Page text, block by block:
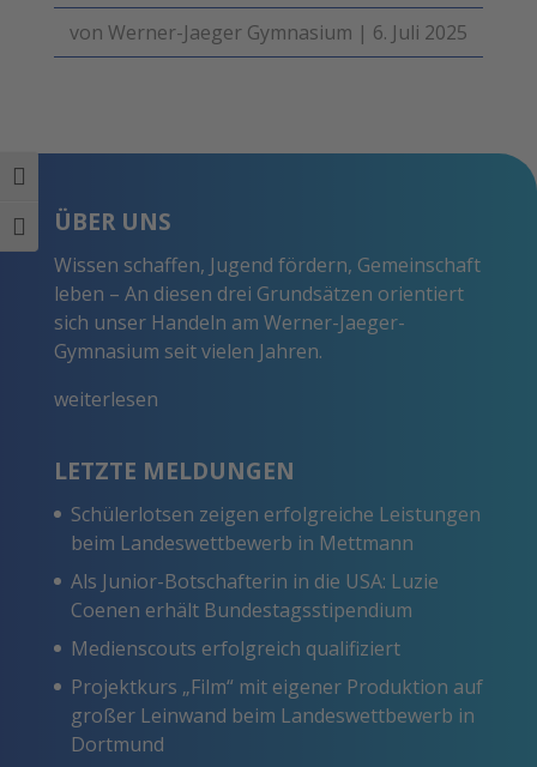
Umschalten auf hohe Kontraste
Schrift vergrößern
von Werner-Jaeger Gymnasium | 6. Juli 2025
ÜBER UNS
Wissen schaffen, Jugend fördern, Gemeinschaft
leben – An diesen drei Grundsätzen orientiert
sich unser Handeln am Werner-Jaeger-
Gymnasium seit vielen Jahren.
weiterlesen
LETZTE MELDUNGEN
Schülerlotsen zeigen erfolgreiche Leistungen
beim Landeswettbewerb in Mettmann
Als Junior-Botschafterin in die USA: Luzie
Coenen erhält Bundestagsstipendium
Medienscouts erfolgreich qualifiziert
Projektkurs „Film“ mit eigener Produktion auf
großer Leinwand beim Landeswettbewerb in
Dortmund